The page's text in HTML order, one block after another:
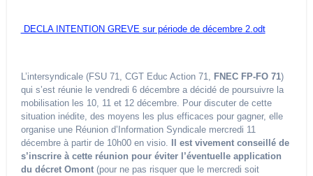
DECLA INTENTION GREVE sur période de décembre 2.odt
L’intersyndicale (FSU 71, CGT Educ Action 71, FNEC FP-FO 71)
qui s’est réunie le vendredi 6 décembre a décidé de poursuivre la
mobilisation les 10, 11 et 12 décembre. Pour discuter de cette
situation inédite, des moyens les plus efficaces pour gagner, elle
organise une Réunion d’Information Syndicale mercredi 11
décembre à partir de 10h00 en visio.
Il est vivement conseillé de
s’inscrire à cette réunion pour éviter l’éventuelle application
du décret Omont(pour ne pas risquer que le mercredi soit